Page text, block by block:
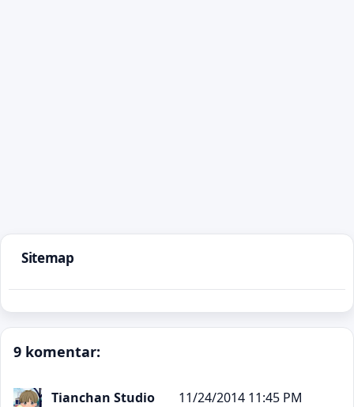
Sitemap
9 komentar:
Tianchan Studio
11/24/2014 11:45 PM